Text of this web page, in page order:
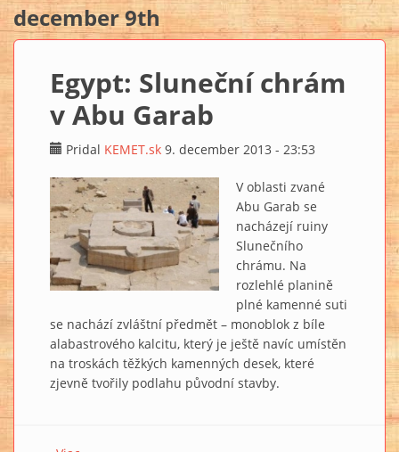
december 9th
Egypt: Sluneční chrám
v Abu Garab
Pridal KEMET.sk 9. december 2013 - 23:53
V oblasti zvané
Abu Garab se
nacházejí ruiny
Slunečního
chrámu. Na
rozlehlé planině
plné kamenné suti
se nachází zvláštní předmět – monoblok z bíle
alabastrového kalcitu, který je ještě navíc umístěn
na troskách těžkých kamenných desek, které
zjevně tvořily podlahu původní stavby.